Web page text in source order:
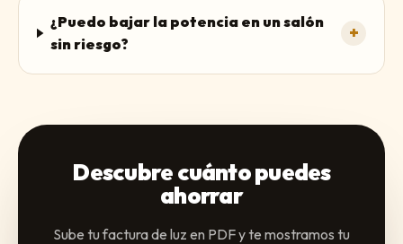
¿Puedo bajar la potencia en un salón
sin riesgo?
+
Descubre cuánto puedes
ahorrar
Sube tu factura de luz en PDF y te mostramos tu